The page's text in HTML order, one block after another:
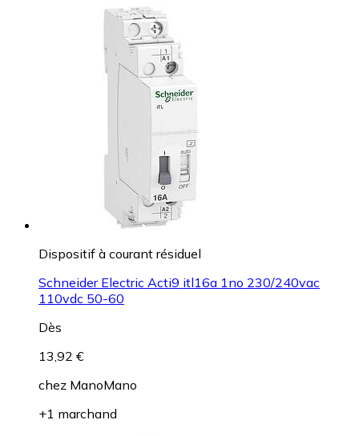
Dispositif à courant résiduel
Schneider Electric Acti9 itl16a 1no 230/240vac
110vdc 50-60
Dès
13,92 €
chez ManoMano
+1 marchand